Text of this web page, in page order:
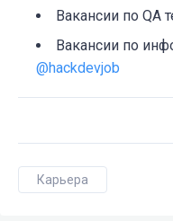
Вакансии по QA
Вакансии по
@hackdevjob
Карьера